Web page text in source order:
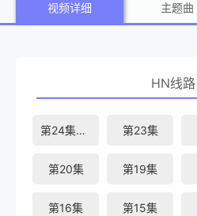
视频详细
主题曲
HN线路
第24集已完结 第23集
第20集 第19集
第16集 第15集